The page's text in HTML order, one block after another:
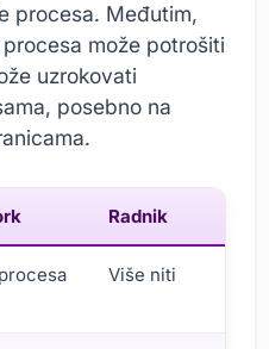
procesa. Međutim,
može potrošiti
uzrokovati
posebno na
Radnik
Više niti